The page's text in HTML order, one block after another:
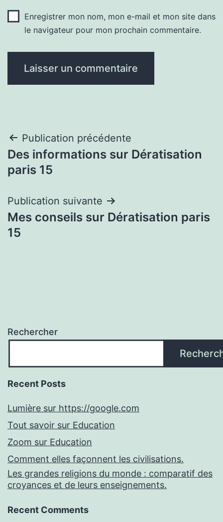
Enregistrer mon nom, mon e-mail et mon site dans
le navigateur pour mon prochain commentaire.
Navigation
de
Publication précédente
Des informations sur Dératisation
paris 15
Publication suivante
Mes conseils sur Dératisation paris
15
Rechercher
Recent Posts
Lumière sur https://google.com
Tout savoir sur Education
Zoom sur Education
Comment elles façonnent les civilisations.
Les grandes religions du monde : comparatif des
croyances et de leurs enseignements.
Recent Comments